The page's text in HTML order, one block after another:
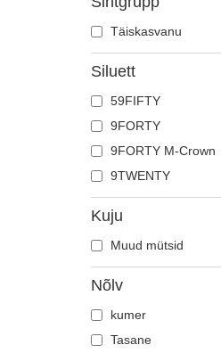
Täiskasvanu
Siluett
59FIFTY
9FORTY
9FORTY M-Crown
9TWENTY
Kuju
Muud mütsid
Nõlv
kumer
Tasane